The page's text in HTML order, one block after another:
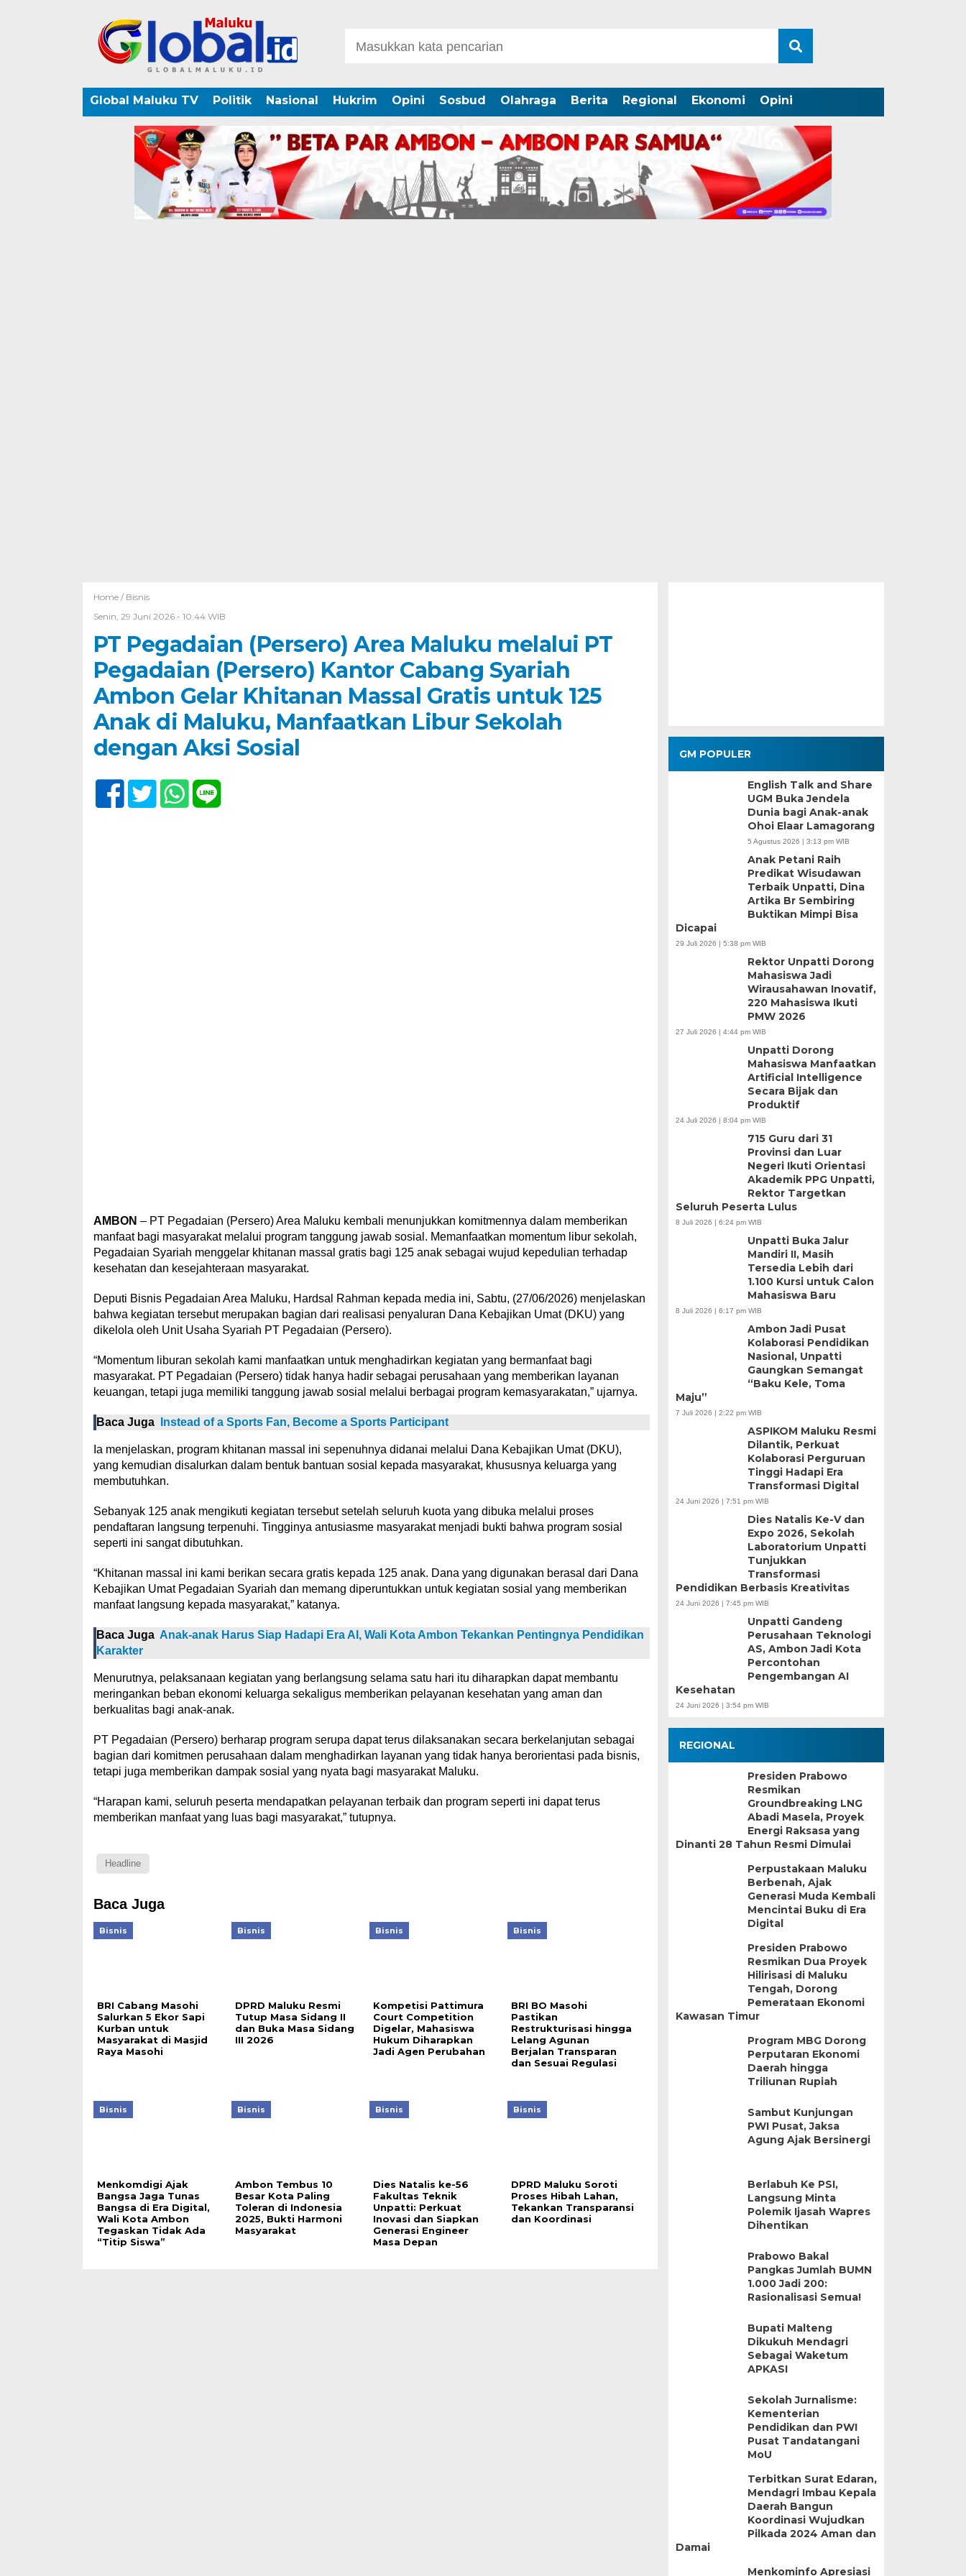
Global Maluku TV Politik Nasional Hukrim Opini Sosbud Olahraga Berita Regional Ekonomi Opini
Home / Bisnis
Senin, 29 Juni 2026 - 10:44 WIB
PT Pegadaian (Persero) Area Maluku melalui PT
Pegadaian (Persero) Kantor Cabang Syariah
Ambon Gelar Khitanan Massal Gratis untuk 125
Anak di Maluku, Manfaatkan Libur Sekolah
dengan Aksi Sosial
AMBON – PT Pegadaian (Persero) Area Maluku kembali menunjukkan komitmennya dalam memberikan
manfaat bagi masyarakat melalui program tanggung jawab sosial. Memanfaatkan momentum libur sekolah,
Pegadaian Syariah menggelar khitanan massal gratis bagi 125 anak sebagai wujud kepedulian terhadap
kesehatan dan kesejahteraan masyarakat.
Deputi Bisnis Pegadaian Area Maluku, Hardsal Rahman kepada media ini, Sabtu, (27/06/2026) menjelaskan
bahwa kegiatan tersebut merupakan bagian dari realisasi penyaluran Dana Kebajikan Umat (DKU) yang
dikelola oleh Unit Usaha Syariah PT Pegadaian (Persero).
“Momentum liburan sekolah kami manfaatkan untuk menghadirkan kegiatan yang bermanfaat bagi
masyarakat. PT Pegadaian (Persero) tidak hanya hadir sebagai perusahaan yang memberikan layanan
keuangan, tetapi juga memiliki tanggung jawab sosial melalui berbagai program kemasyarakatan,” ujarnya.
Baca Juga Instead of a Sports Fan, Become a Sports Participant
Ia menjelaskan, program khitanan massal ini sepenuhnya didanai melalui Dana Kebajikan Umat (DKU),
yang kemudian disalurkan dalam bentuk bantuan sosial kepada masyarakat, khususnya keluarga yang
membutuhkan.
Sebanyak 125 anak mengikuti kegiatan tersebut setelah seluruh kuota yang dibuka melalui proses
pendaftaran langsung terpenuhi. Tingginya antusiasme masyarakat menjadi bukti bahwa program sosial
seperti ini sangat dibutuhkan.
“Khitanan massal ini kami berikan secara gratis kepada 125 anak. Dana yang digunakan berasal dari Dana
Kebajikan Umat Pegadaian Syariah dan memang diperuntukkan untuk kegiatan sosial yang memberikan
manfaat langsung kepada masyarakat,” katanya.
Baca Juga Anak-anak Harus Siap Hadapi Era AI, Wali Kota Ambon Tekankan Pentingnya Pendidikan
Karakter
Menurutnya, pelaksanaan kegiatan yang berlangsung selama satu hari itu diharapkan dapat membantu
meringankan beban ekonomi keluarga sekaligus memberikan pelayanan kesehatan yang aman dan
berkualitas bagi anak-anak.
PT Pegadaian (Persero) berharap program serupa dapat terus dilaksanakan secara berkelanjutan sebagai
bagian dari komitmen perusahaan dalam menghadirkan layanan yang tidak hanya berorientasi pada bisnis,
tetapi juga memberikan dampak sosial yang nyata bagi masyarakat Maluku.
“Harapan kami, seluruh peserta mendapatkan pelayanan terbaik dan program seperti ini dapat terus
memberikan manfaat yang luas bagi masyarakat,” tutupnya.
Headline
Baca Juga
Bisnis
BRI Cabang Masohi
Salurkan 5 Ekor Sapi
Kurban untuk
Masyarakat di Masjid
Raya Masohi
Bisnis
DPRD Maluku Resmi
Tutup Masa Sidang II
dan Buka Masa Sidang
III 2026
Bisnis
Kompetisi Pattimura
Court Competition
Digelar, Mahasiswa
Hukum Diharapkan
Jadi Agen Perubahan
Bisnis
BRI BO Masohi
Pastikan
Restrukturisasi hingga
Lelang Agunan
Berjalan Transparan
dan Sesuai Regulasi
Bisnis
Menkomdigi Ajak
Bangsa Jaga Tunas
Bangsa di Era Digital,
Wali Kota Ambon
Tegaskan Tidak Ada
“Titip Siswa”
Bisnis
Ambon Tembus 10
Besar Kota Paling
Toleran di Indonesia
2025, Bukti Harmoni
Masyarakat
Bisnis
Dies Natalis ke-56
Fakultas Teknik
Unpatti: Perkuat
Inovasi dan Siapkan
Generasi Engineer
Masa Depan
Bisnis
DPRD Maluku Soroti
Proses Hibah Lahan,
Tekankan Transparansi
dan Koordinasi
GM POPULER
English Talk and Share
UGM Buka Jendela
Dunia bagi Anak-anak
Ohoi Elaar Lamagorang
5 Agustus 2026 | 3:13 pm WIB
Anak Petani Raih
Predikat Wisudawan
Terbaik Unpatti, Dina
Artika Br Sembiring
Buktikan Mimpi Bisa
Dicapai
29 Juli 2026 | 5:38 pm WIB
Rektor Unpatti Dorong
Mahasiswa Jadi
Wirausahawan Inovatif,
220 Mahasiswa Ikuti
PMW 2026
27 Juli 2026 | 4:44 pm WIB
Unpatti Dorong
Mahasiswa Manfaatkan
Artificial Intelligence
Secara Bijak dan
Produktif
24 Juli 2026 | 8:04 pm WIB
715 Guru dari 31
Provinsi dan Luar
Negeri Ikuti Orientasi
Akademik PPG Unpatti,
Rektor Targetkan
Seluruh Peserta Lulus
8 Juli 2026 | 6:24 pm WIB
Unpatti Buka Jalur
Mandiri II, Masih
Tersedia Lebih dari
1.100 Kursi untuk Calon
Mahasiswa Baru
8 Juli 2026 | 6:17 pm WIB
Ambon Jadi Pusat
Kolaborasi Pendidikan
Nasional, Unpatti
Gaungkan Semangat
“Baku Kele, Toma
Maju”
7 Juli 2026 | 2:22 pm WIB
ASPIKOM Maluku Resmi
Dilantik, Perkuat
Kolaborasi Perguruan
Tinggi Hadapi Era
Transformasi Digital
24 Juni 2026 | 7:51 pm WIB
Dies Natalis Ke-V dan
Expo 2026, Sekolah
Laboratorium Unpatti
Tunjukkan
Transformasi
Pendidikan Berbasis Kreativitas
24 Juni 2026 | 7:45 pm WIB
Unpatti Gandeng
Perusahaan Teknologi
AS, Ambon Jadi Kota
Percontohan
Pengembangan AI
Kesehatan
24 Juni 2026 | 3:54 pm WIB
REGIONAL
Presiden Prabowo
Resmikan
Groundbreaking LNG
Abadi Masela, Proyek
Energi Raksasa yang
Dinanti 28 Tahun Resmi Dimulai
Perpustakaan Maluku
Berbenah, Ajak
Generasi Muda Kembali
Mencintai Buku di Era
Digital
Presiden Prabowo
Resmikan Dua Proyek
Hilirisasi di Maluku
Tengah, Dorong
Pemerataan Ekonomi
Kawasan Timur
Program MBG Dorong
Perputaran Ekonomi
Daerah hingga
Triliunan Rupiah
Sambut Kunjungan
PWI Pusat, Jaksa
Agung Ajak Bersinergi
Berlabuh Ke PSI,
Langsung Minta
Polemik Ijasah Wapres
Dihentikan
Prabowo Bakal
Pangkas Jumlah BUMN
1.000 Jadi 200:
Rasionalisasi Semua!
Bupati Malteng
Dikukuh Mendagri
Sebagai Waketum
APKASI
Sekolah Jurnalisme:
Kementerian
Pendidikan dan PWI
Pusat Tandatangani
MoU
Terbitkan Surat Edaran,
Mendagri Imbau Kepala
Daerah Bangun
Koordinasi Wujudkan
Pilkada 2024 Aman dan
Damai
Menkominfo Apresiasi